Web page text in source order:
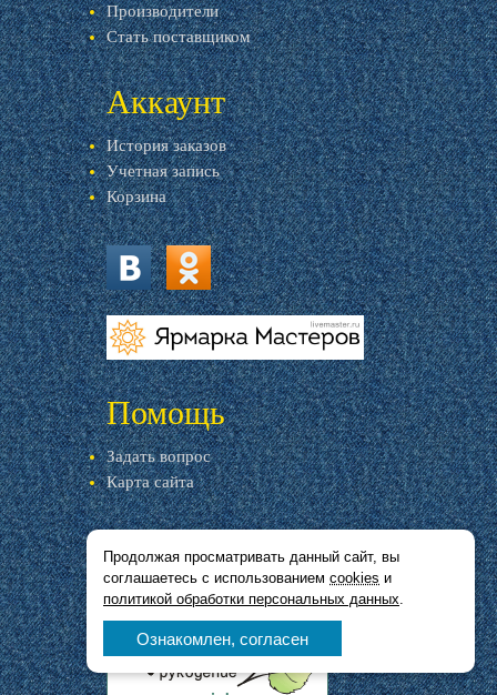
Производители
Стать поставщиком
Аккаунт
История заказов
Учетная запись
Корзина
vk.com ok.ru
livemaster.ru
Помощь
Задать вопрос
Карта сайта
Продолжая просматривать данный сайт, вы
соглашаетесь с использованием cookies и
политикой обработки персональных данных.
Ознакомлен, согласен